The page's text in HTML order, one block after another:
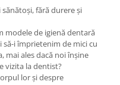
fără durere și
modele de igienă dentară
să-i împrietenim de mici cu
mai ales dacă noi înșine
vizita la dentist?
lor și despre